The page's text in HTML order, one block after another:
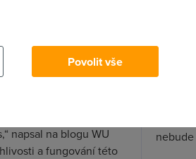
se položky seřadí] a
(WU), ničeho jiného.
aktualizování nemusí
napsal na blogu WU
a fungování této
jmen.
Povolit vše